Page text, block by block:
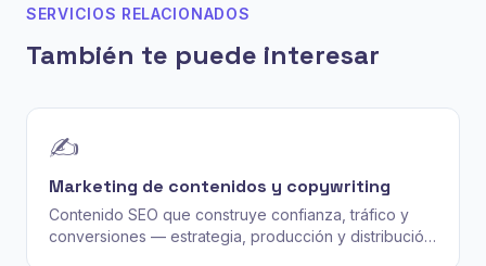
SERVICIOS RELACIONADOS
También te puede interesar
✍️
Marketing de contenidos y copywriting
Contenido SEO que construye confianza, tráfico y
conversiones — estrategia, producción y distribución,